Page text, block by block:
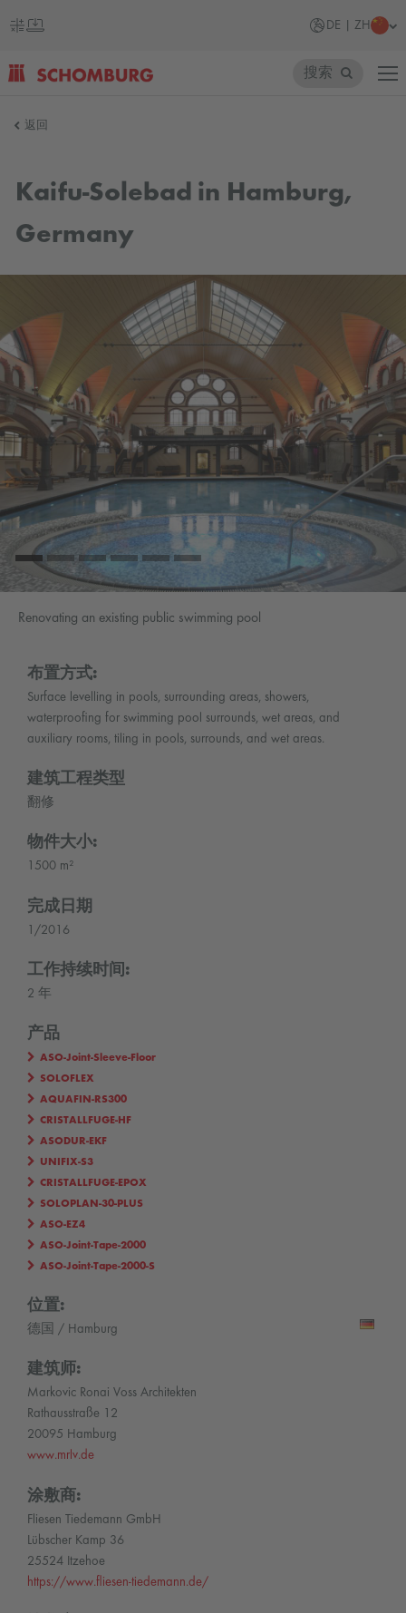
DE | ZH
国
搜索
返回
Kaifu-Solebad in Hamburg,
Germany
Renovating an existing public swimming pool
布置方式:
Surface levelling in pools, surrounding areas, showers,
waterproofing for swimming pool surrounds, wet areas, and
auxiliary rooms, tiling in pools, surrounds, and wet areas.
建筑工程类型
翻修
物件大小:
1500 m²
完成日期
1/2016
工作持续时间:
2 年
产品
ASO-Joint-Sleeve-Floor
SOLOFLEX
AQUAFIN-RS300
CRISTALLFUGE-HF
ASODUR-EKF
UNIFIX-S3
CRISTALLFUGE-EPOX
SOLOPLAN-30-PLUS
ASO-EZ4
ASO-Joint-Tape-2000
ASO-Joint-Tape-2000-S
位置:
德国 / Hamburg
建筑师:
Markovic Ronai Voss Architekten
Rathausstraße 12
20095 Hamburg
www.mrlv.de
涂敷商:
Fliesen Tiedemann GmbH
Lübscher Kamp 36
25524 Itzehoe
https://www.fliesen-tiedemann.de/